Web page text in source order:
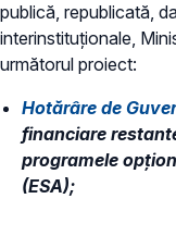
publică, republicată,
interinstituționale,
următorul proiect:
Hotărâre de
financiare
programele
(ESA);